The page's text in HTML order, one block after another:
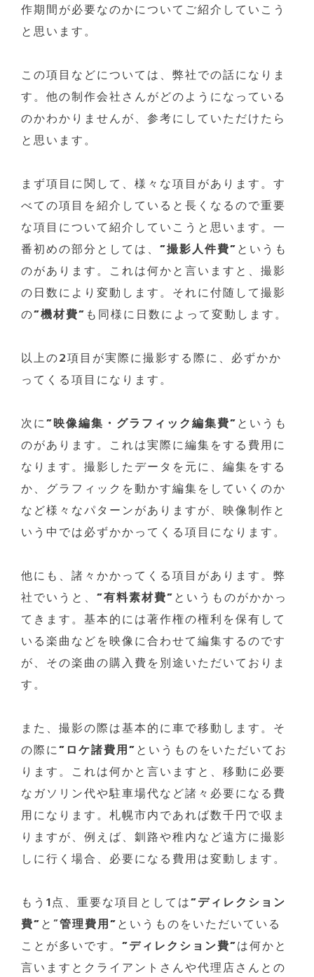
作期間が必要なのかについてご紹介していこう
と思います。
この項目などについては、弊社での話になりま
す。他の制作会社さんがどのようになっている
のかわかりませんが、参考にしていただけたら
と思います。
まず項目に関して、様々な項目があります。す
べての項目を紹介していると長くなるので重要
な項目について紹介していこうと思います。一
番初めの部分としては、 ”撮影人件費”というも
のがあります。これは何かと言いますと、撮影
の日数により変動します。それに付随して撮影
の”機材費” も同様に日数によって変動します。
以上の2項目が実際に撮影する際に、必ずかか
ってくる項目になります。
次に”映像編集・グラフィック編集費”というも
のがあります。これは実際に編集をする費用に
なります。撮影したデータを元に、編集をする
か、グラフィックを動かす編集をしていくのか
など様々なパターンがありますが、映像制作と
いう中では必ずかかってくる項目になります。
他にも、諸々かかってくる項目があります。弊
社でいうと、 ”有料素材費”というものがかかっ
てきます。基本的には著作権の権利を保有して
いる楽曲などを映像に合わせて編集するのです
が、その楽曲の購入費を別途いただいておりま
す。
また、撮影の際は基本的に車で移動します。そ
の際に”ロケ諸費用”というものをいただいてお
ります。これは何かと言いますと、移動に必要
なガソリン代や駐車場代など諸々必要になる費
用になります。札幌市内であれば数千円で収ま
りますが、例えば、釧路や稚内など遠方に撮影
しに行く場合、必要になる費用は変動します。
もう1点、重要な項目としては”ディレクション
費”と”管理費用”というものをいただいている
ことが多いです。 ”ディレクション費”は何かと
言いますとクライアントさんや代理店さんとの